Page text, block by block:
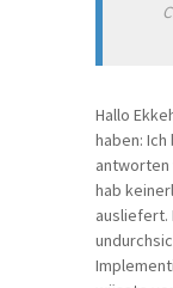
Hallo
haben:
antworten
hab
ausliefert.